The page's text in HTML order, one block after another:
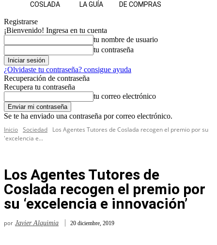
COSLADA LA GUÍA DE COMPRAS
Registrarse
¡Bienvenido! Ingresa en tu cuenta
tu nombre de usuario
tu contraseña
¿Olvidaste tu contraseña? consigue ayuda
Recuperación de contraseña
Recupera tu contraseña
tu correo electrónico
Se te ha enviado una contraseña por correo electrónico.
Inicio Sociedad
Los Agentes Tutores de Coslada recogen el premio por su
'excelencia e...
Los Agentes Tutores de
Coslada recogen el premio por
su ‘excelencia e innovación’
por Javier Alquimia 20 diciembre, 2019